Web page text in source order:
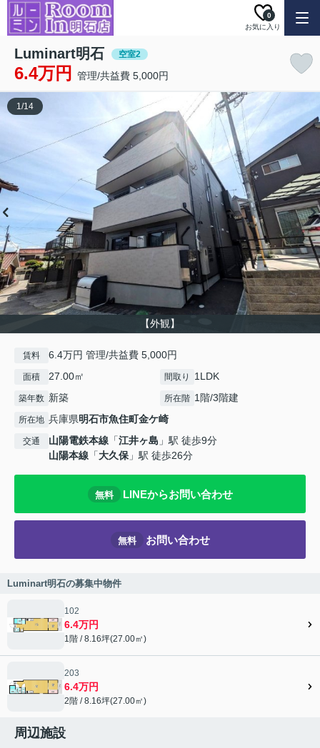
お気に入り
0
Luminart明石 空室2
6.4万円 管理/共益費 5,000円
【外観】
1/14
賃料 6.4万円 管理/共益費 5,000円
面積 27.00㎡ 間取り 1LDK
築年数 新築 所在階 1階/3階建
所在地 兵庫県明石市魚住町金ケ崎
交通 山陽電鉄本線 「江井ヶ島 」駅 徒歩9分
山陽本線 「大久保」駅 徒歩26分
無料 LINEからお問い合わせ
無料 お問い合わせ
Luminart明石の募集中物件
102
6.4万円
1階 / 8.16坪(27.00㎡)
203
6.4万円
2階 / 8.16坪(27.00㎡)
周辺施設